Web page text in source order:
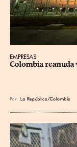
EMPRESAS
Colombia reanuda
Por La República/Colombia